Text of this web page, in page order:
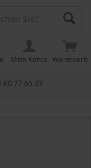
60 77 65 23
Warenkorb
Mein Konto